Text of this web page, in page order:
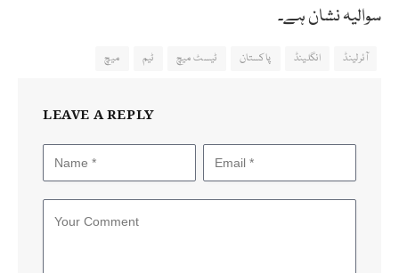
سوالیہ نشان ہے۔
آئرلینڈ انگلینڈ پاکستان ٹیسٹ میچ ٹیم میچ
LEAVE A REPLY